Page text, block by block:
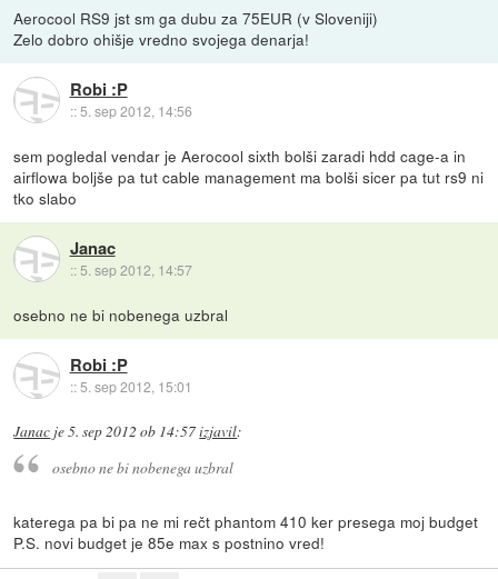
Aerocool RS9 jst sm ga dubu za 75EUR (v Sloveniji)
Zelo dobro ohišje vredno svojega denarja!
Robi :P
::5. sep 2012, 14:56
sem pogledal vendar je Aerocool sixth bolši zaradi hdd cage-a in
airflowa boljše pa tut cable management ma bolši sicer pa tut rs9 ni
tko slabo
Janac
:: 5. sep 2012, 14:57
osebno ne bi nobenega uzbral
Robi :P
::5. sep 2012, 15:01
Janac je5. sep 2012 ob 14:57izjavil:
osebno ne bi nobenega uzbral
katerega pa bi pa ne mi rečt phantom 410 ker presega moj budget
P.S. novi budget je 85e max s postnino vred!